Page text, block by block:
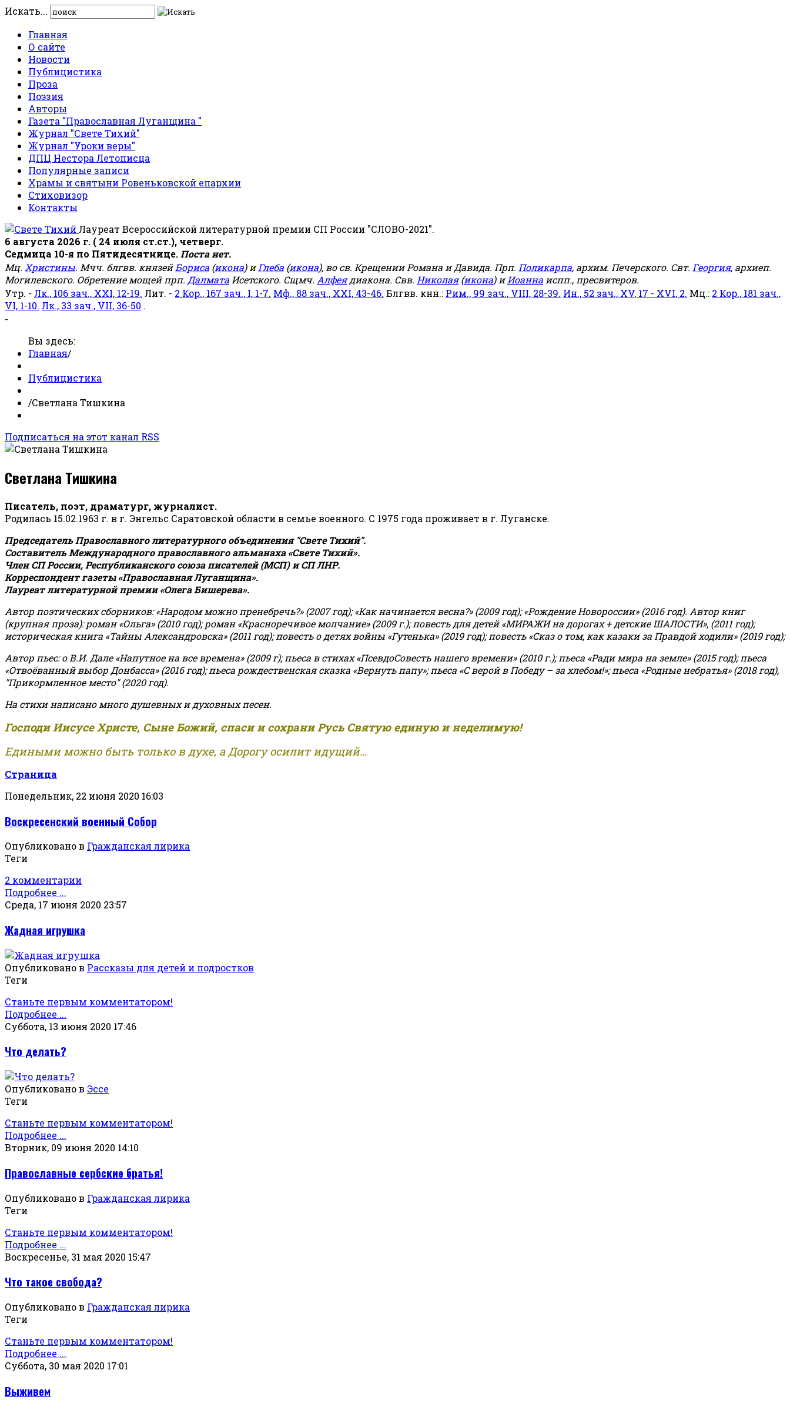
Искать...
Главная
О сайте
Новости
Публицистика
Проза
Поэзия
Авторы
Газета "Православная Луганщина "
Журнал "Свете Тихий"
Журнал "Уроки веры"
ДПЦ Нестора Летописца
Популярные записи
Храмы и святыни Ровеньковской епархии
Стиховизор
Контакты
Лауреат Всероссийской литературной премии СП России "СЛОВО-2021".
6 августа 2026 г. ( 24 июля ст.ст.), четверг.
Седмица 10-я по Пятидесятнице. Поста нет.
Мц. Христины. Мчч. блгвв. князейБориса (икона) иГлеба (икона), во св. Крещении Романа и Давида. Прп. Поликарпа, архим. Печерского. Свт. Георгия, архиеп.
Могилевского. Обретение мощей прп. Далмата Исетского. Сщмч. Алфеядиакона. Свв. Николая(икона) иИоанна испп., пресвитеров.
Утр. - Лк., 106 зач., XXI, 12-19. Лит. - 2 Кор., 167 зач., I, 1-7. Мф., 88 зач., XXI, 43-46. Блгвв. кнн.: Рим., 99 зач., VIII, 28-39. Ин., 52 зач., XV, 17 - XVI, 2. Мц.: 2 Кор., 181 зач.,
VI, 1-10. Лк., 33 зач., VII, 36-50 .
-
Вы здесь:
Главная/
Публицистика
/Светлана Тишкина
Подписаться на этот канал RSS
Светлана Тишкина
Писатель, поэт, драматург, журналист.
Родилась 15.02.1963 г. в г. Энгельс Саратовской области в семье военного. С 1975 года проживает в г. Луганске.
Председатель Православного литературного объединения "Свете Тихий".
Составитель Международного православного альманаха «Свете Тихий».
Член СП России, Республиканского союза писателей (МСП) и СП ЛНР.
Корреспондент газеты «Православная Луганщина».
Лауреат литературной премии «Олега Бишерева».
Автор поэтических сборников: «Народом можно пренебречь?» (2007 год); «Как начинается весна?» (2009 год); «Рождение Новороссии» (2016 год). Автор книг
(крупная проза): роман «Ольга» (2010 год); роман «Красноречивое молчание» (2009 г.); повесть для детей «МИРАЖИ на дорогах + детские ШАЛОСТИ», (2011 год);
историческая книга «Тайны Александровска» (2011 год); повесть о детях войны «Гутенька» (2019 год); повесть «Сказ о том, как казаки за Правдой ходили» (2019 год);
Автор пьес: о В.И. Дале «Напутное на все времена» (2009 г); пьеса в стихах «ПсевдоСовесть нашего времени» (2010 г.); пьеса «Ради мира на земле» (2015 год); пьеса
«Отвоёванный выбор Донбасса» (2016 год); пьеса рождественская сказка «Вернуть папу»; пьеса «С верой в Победу – за хлебом!»;пьеса «Родные небратья» (2018 год),
"Прикормленное место" (2020 год).
На стихи написано много душевных и духовных песен.
Господи Иисусе Христе, Сыне Божий, спаси и сохрани Русь Святую единую и неделимую!
Едиными можно быть только в духе, а Дорогу осилит идущий...
Страница
Понедельник, 22 июня 2020 16:03
Воскресенский военный Собор
Опубликовано в Гражданская лирика
Теги
2 комментарии
Подробнее ...
Среда, 17 июня 2020 23:57
Жадная игрушка
Опубликовано в Рассказы для детей и подростков
Теги
Станьте первым комментатором!
Подробнее ...
Суббота, 13 июня 2020 17:46
Что делать?
Опубликовано в Эссе
Теги
Станьте первым комментатором!
Подробнее ...
Вторник, 09 июня 2020 14:10
Православные сербские братья!
Опубликовано в Гражданская лирика
Теги
Станьте первым комментатором!
Подробнее ...
Воскресенье, 31 мая 2020 15:47
Что такое свобода?
Опубликовано в Гражданская лирика
Теги
Станьте первым комментатором!
Подробнее ...
Суббота, 30 мая 2020 17:01
Выживем